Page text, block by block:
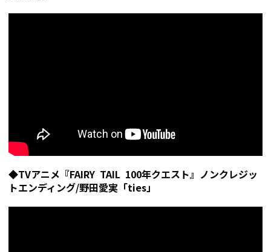
◆TVアニメ『FAIRY TAIL 100年クエスト』ノンクレジッ
トエンディング/野田愛実「ties」